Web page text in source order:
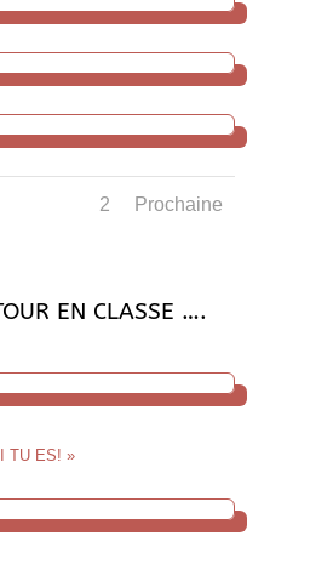
2 Prochaine
EN CLASSE ….
TU ES! »